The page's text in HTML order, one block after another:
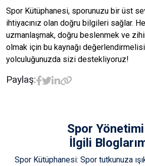
Spor Kütüphanesi, sporunuzu bir üst
ihtiyacınız olan doğru bilgileri sağlar.
uzmanlaşmak, doğru beslenmek ve
olmak için bu kaynağı
yolculuğunuzda sizi destekliyoruz!
Paylaş:
Spor Yönetimi
İlgili
Spor Kütüphanesi: Spor tutkunuza